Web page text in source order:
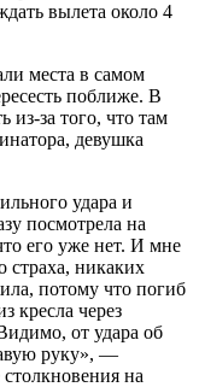
вылета около 4
места в самом
поближе. В
из-за того, что там
девушка
удара и
посмотрела на
его уже нет. И мне
страха, никаких
потому что погиб
кресла через
от удара об
руку», —
на